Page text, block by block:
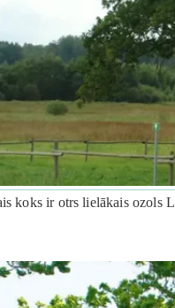
koks ir otrs lielākais ozols